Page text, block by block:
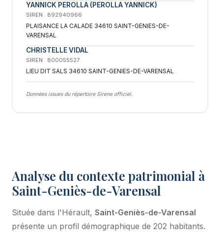
Analyse du contexte patrimonial à
Saint-Geniès-de-Varensal
Située dans l'Hérault, Saint-Geniès-de-Varensal
présente un profil démographique de 202 habitants.
YANNICK PEROLLA (PEROLLA YANNICK)
SIREN : 892940966
PLAISANCE LA CALADE 34610 SAINT-GENIES-DE-
VARENSAL
CHRISTELLE VIDAL
SIREN : 800055527
LIEU DIT SALS 34610 SAINT-GENIES-DE-VARENSAL
Données issues du répertoire Sirene officiel.